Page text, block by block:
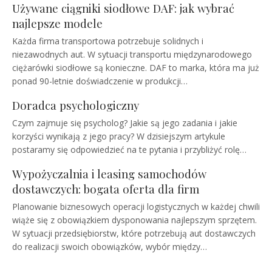
Używane ciągniki siodłowe DAF: jak wybrać
najlepsze modele
Każda firma transportowa potrzebuje solidnych i
niezawodnych aut. W sytuacji transportu międzynarodowego
ciężarówki siodłowe są konieczne. DAF to marka, która ma już
ponad 90-letnie doświadczenie w produkcji…
Doradca psychologiczny
Czym zajmuje się psycholog? Jakie są jego zadania i jakie
korzyści wynikają z jego pracy? W dzisiejszym artykule
postaramy się odpowiedzieć na te pytania i przybliżyć rolę…
Wypożyczalnia i leasing samochodów
dostawczych: bogata oferta dla firm
Planowanie biznesowych operacji logistycznych w każdej chwili
wiąże się z obowiązkiem dysponowania najlepszym sprzętem.
W sytuacji przedsiębiorstw, które potrzebują aut dostawczych
do realizacji swoich obowiązków, wybór między…